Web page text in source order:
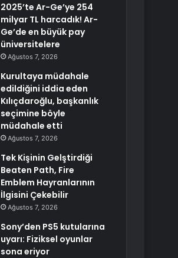
2025’te Ar-Ge’ye 254
milyar TL harcadık! Ar-
Ge’de en büyük pay
üniversitelere
Ağustos 7, 2026
Kurultaya müdahale
edildiğini iddia eden
Kılıçdaroğlu, başkanlık
seçimine böyle
müdahale etti
Ağustos 7, 2026
Tek Kişinin Gelştirdiği
Beaten Path, Fire
Emblem Hayranlarının
İlgisini Çekebilir
Ağustos 7, 2026
Sony’den PS5 kutularına
uyarı: Fiziksel oyunlar
sona eriyor